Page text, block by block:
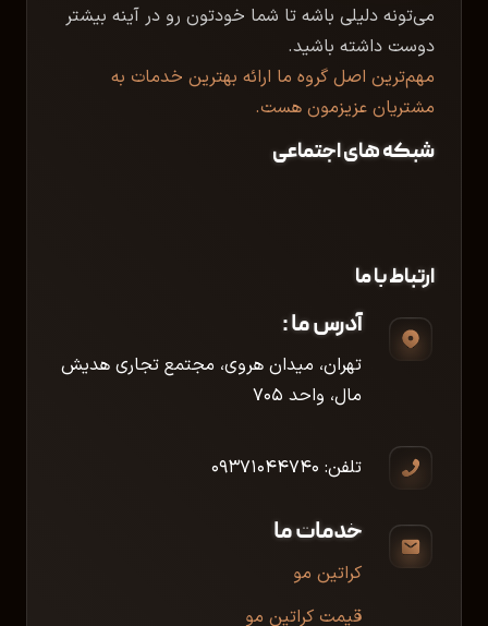
می‌تونه دلیلی باشه تا شما خودتون رو در آینه بیشتر
دوست داشته باشید.
مهم‌ترین اصل گروه ما ارائه بهترین خدمات به
مشتریان عزیزمون هست.
شبکه های اجتماعی
ارتباط با ما
آدرس ما :
تهران، میدان هروی، مجتمع تجاری هدیش
مال، واحد ۷۰۵
تلفن: ۰۹۳۷۱۰۴۴۷۴۰
خدمات ما
کراتین مو
قیمت کراتین مو